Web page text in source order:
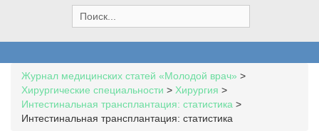
e
a
h
f
o
r
Журнал медицинских статей «Молодой врач» >
Хирургические специальности > Хирургия >
Интестинальная трансплантация: статистика >
Интестинальная трансплантация: статистика